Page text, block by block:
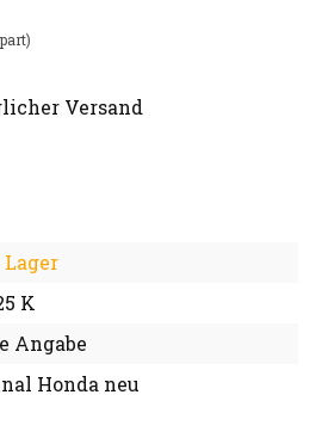
Versand
Lager
K
Angabe
Honda neu